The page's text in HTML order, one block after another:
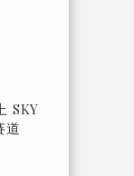
SKY
道